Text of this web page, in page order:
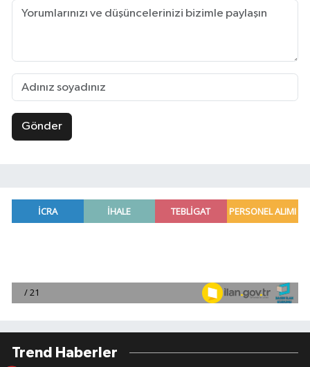
Gönder
Trend Haberler